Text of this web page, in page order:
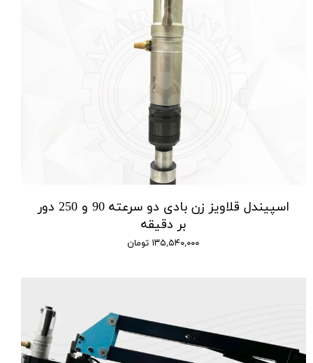
اسپیندل قلاویز زن بادی دو سرعته 90 و 250 دور
بر دقیقه
۱۳۵,۵۴۰,۰۰۰ تومان